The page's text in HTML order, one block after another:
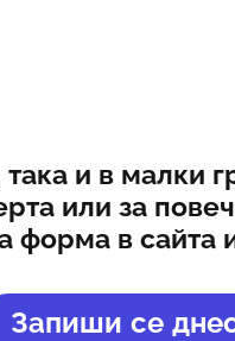
и в малки
или за
форма в
Запиши се